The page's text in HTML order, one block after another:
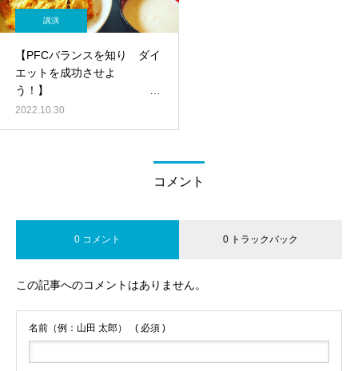
講演
【PFCバランスを知り ダイ
エットを成功させよ
う！】 キ
ックボクシング出張パーソナ
2022.10.30
コメント
0 コメント 0 トラックバック
この記事へのコメントはありません。
名前（例：山田 太郎） ( 必須 )